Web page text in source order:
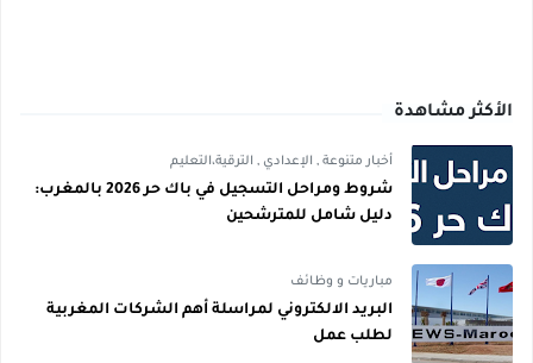
الأكثر مشاهدة
أخبار متنوعة , الإعدادي , الترقية،التعليم
شروط ومراحل التسجيل في باك حر 2026 بالمغرب:
دليل شامل للمترشحين
مباريات و وظائف
البريد الالكتروني لمراسلة أهم الشركات المغربية
لطلب عمل